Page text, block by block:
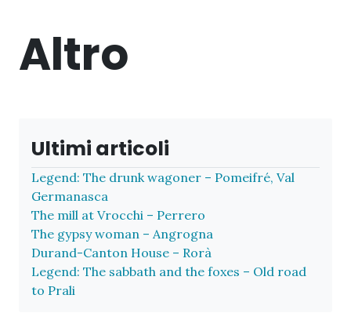
Altro
Ultimi articoli
Legend: The drunk wagoner – Pomeifré, Val
Germanasca
The mill at Vrocchi – Perrero
The gypsy woman – Angrogna
Durand-Canton House – Rorà
Legend: The sabbath and the foxes – Old road
to Prali